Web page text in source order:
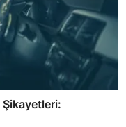
Şikayetleri: